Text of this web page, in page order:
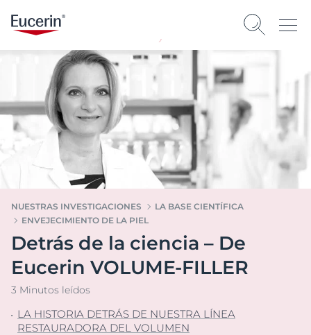
NUESTRAS INVESTIGACIONES
LA BASE CIENTÍFICA
ENVEJECIMIENTO DE LA PIEL
Detrás de la ciencia – De
Eucerin VOLUME-FILLER
3 Minutos leídos
LA HISTORIA DETRÁS DE NUESTRA LÍNEA
RESTAURADORA DEL VOLUMEN